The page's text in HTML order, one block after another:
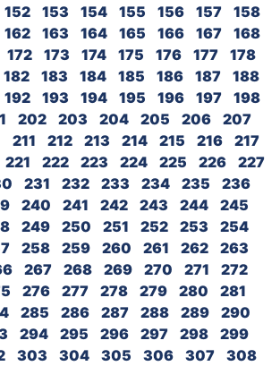
152 153 154 155 156 157
158
162 163 164 165 166 167
168
172 173 174 175 176 177
178
182 183 184 185 186 187
188
192 193 194 195 196 197
198
202 203 204 205 206
207
211 212 213 214 215 216
217
221 222 223 224 225 226
227
231 232 233 234 235
236
240 241 242 243 244
245
249 250 251 252 253
254
258 259 260 261 262
263
267 268 269 270 271
272
276 277 278 279 280
281
285 286 287 288 289
290
294 295 296 297 298
299
303 304 305 306 307
308